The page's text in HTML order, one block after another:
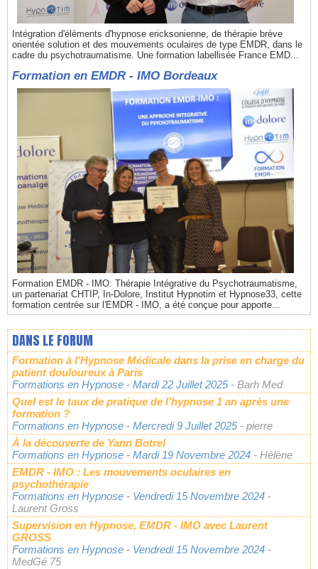
Intégration d'éléments d'hypnose ericksonienne, de thérapie brève
orientée solution et des mouvements oculaires de type EMDR, dans le
cadre du psychotraumatisme. Une formation labellisée France EMD...
Formation en EMDR - IMO Bordeaux
Formation EMDR - IMO: Thérapie Intégrative du Psychotraumatisme,
un partenariat CHTIP, In-Dolore, Institut Hypnotim et Hypnose33, cette
formation centrée sur l'EMDR - IMO, a été conçue pour apporte...
DANS LE FORUM
Formation à l’Hypnose Médicale dans la prise en charge du
patient douloureux à Paris
Formations en Hypnose - Mardi 22 Juillet 2025 - Barh Med
Quel est le taux de pratique de l’hypnose 1 an après une
formation ?
Formations en Hypnose - Mercredi 9 Juillet 2025 - pierre
À la découverte de Yann Botrel
Formations en Hypnose - Mardi 19 Novembre 2024 - Hélène
EMDR - IMO : Les mouvements oculaires en
psychothérapie
Formations en Hypnose - Vendredi 15 Novembre 2024 -
Laurent Gross
Supervision en Hypnose, EMDR - IMO avec Laurent
GROSS
Formations en Hypnose - Vendredi 15 Novembre 2024 -
MedGé 75